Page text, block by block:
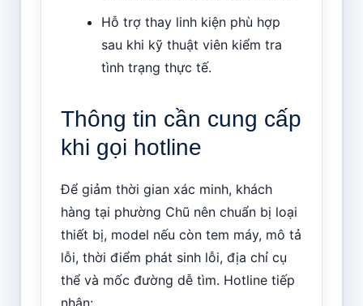
Hỗ trợ thay linh kiện phù hợp
sau khi kỹ thuật viên kiểm tra
tình trạng thực tế.
Thông tin cần cung cấp
khi gọi hotline
Để giảm thời gian xác minh, khách
hàng tại phường Chũ nên chuẩn bị loại
thiết bị, model nếu còn tem máy, mô tả
lỗi, thời điểm phát sinh lỗi, địa chỉ cụ
thể và mốc đường dễ tìm. Hotline tiếp
nhận: .